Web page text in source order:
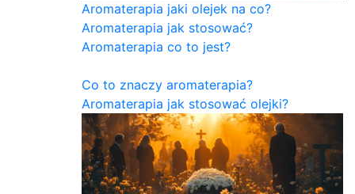
Aromaterapia jaki olejek na co?
Aromaterapia jak stosować?
Aromaterapia co to jest?
Co to znaczy aromaterapia?
Aromaterapia jak stosować olejki?